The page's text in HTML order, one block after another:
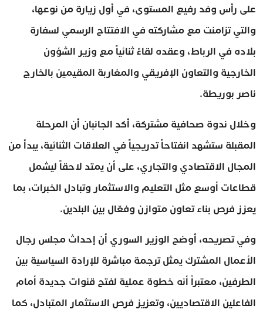
على رأس وفد رفيع المستوى، في أول زيارة من نوعها،
والتي تزامنت مع مشاركته في الافتتاح الرسمي لسفارة
بلاده في الرباط، وعقده لقاءً ثنائياً مع وزير الشؤون
الخارجية والتعاون الإفريقي والمغاربة المقيمين بالخارج
ناصر بوريطة.
وخلال ندوة صحافية مشتركة، أكد الجانبان أن المرحلة
المقبلة ستشهد انفتاحاً تدريجياً في العلاقات الثنائية، يبدأ من
المجال الاقتصادي والتجاري، على أن يمتد لاحقاً ليشمل
قطاعات أوسع مثل التعليم والاستثمار وتبادل الخبرات، بما
يعزز فرص بناء تعاون متوازن وفعّال بين البلدين.
وفي تصريحه، أوضح الوزير السوري أن إحداث مجلس رجال
الأعمال المشترك يمثل ترجمة مباشرة للإرادة السياسية بين
الطرفين، معتبراً أنه خطوة عملية لفتح قنوات جديدة أمام
الفاعلين الاقتصاديين، وتعزيز فرص الاستثمار المتبادل، كما